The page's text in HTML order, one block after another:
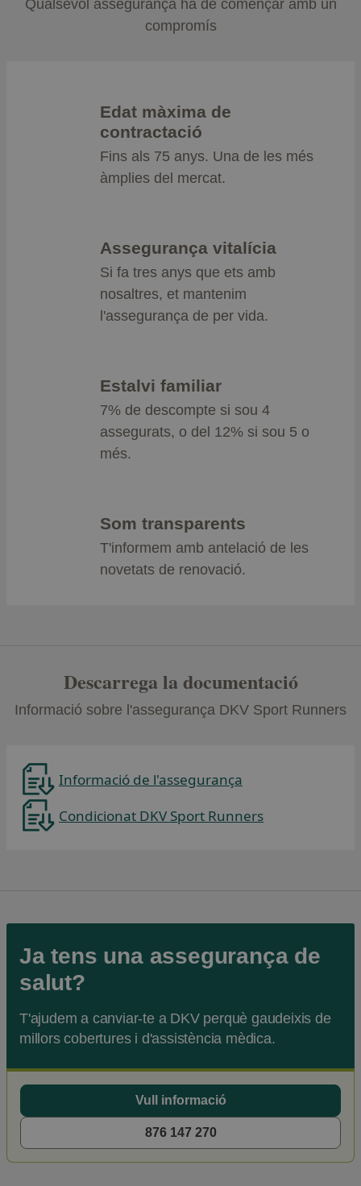
Qualsevol assegurança ha de començar amb un
compromís
Edat màxima de
contractació
Fins als 75 anys. Una de les més
àmplies del mercat.
Assegurança vitalícia
Si fa tres anys que ets amb
nosaltres, et mantenim
l'assegurança de per vida.
Estalvi familiar
7% de descompte si sou 4
assegurats, o del 12% si sou 5 o
més.
Som transparents
T'informem amb antelació de les
novetats de renovació.
Descarrega la documentació
Informació sobre l'assegurança DKV Sport Runners
Informació de l'assegurança
Condicionat DKV Sport Runners
Ja tens una assegurança de
salut?
T'ajudem a canviar-te a DKV perquè gaudeixis de
millors cobertures i d'assistència mèdica.
Vull informació
876 147 270